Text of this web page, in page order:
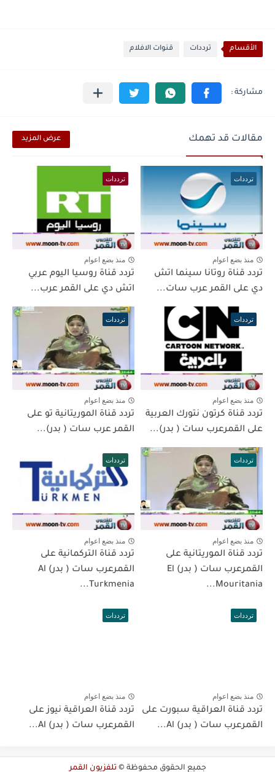
الأقسام ترددات قنوات الافلام
مقالات قد تهمك عرض المزيد
ترددات
منذ بضع اعوام
تردد قناة روتانا سينما اتش
دي على القمر عرب سات...
ترددات
منذ بضع اعوام
تردد قناة روسيا اليوم عربي
اتش دي على القمر عرب...
ترددات
منذ بضع اعوام
تردد قناة كرتون نتورك العربية
على القمرعرب سات ( بدر)...
ترددات
منذ بضع اعوام
تردد قناة الموريتانية تو على
القمر عرب سات ( بدر)...
ترددات
منذ بضع اعوام
تردد قناة الموريتانية على
القمرعرب سات ( بدر) El
Mouritania...
ترددات
منذ بضع اعوام
تردد قناة التركمانية على
القمرعرب سات ( بدر) Al
Turkmenia...
ترددات
منذ بضع اعوام
تردد قناة العراقية سبورت على
القمرعرب سات ( بدر) Al...
ترددات
منذ بضع اعوام
تردد قناة العراقية نيوز على
القمرعرب سات ( بدر) Al...
جميع الحقوق محفوظة © تلفزيون القمر